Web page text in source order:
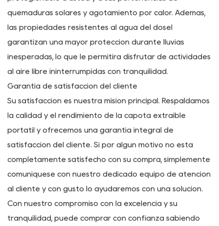
Protección y Confort
Cuando se trata de aventuras al aire libre, la protección
del sol y las inclemencias del tiempo es primordial. El
dosel portátil extraíble sobresale en este aspecto,
ofreciendo refugio y sombra confiables dondequiera
que vaya. Construido con materiales resistentes a los
rayos UV, bloquea eficazmente los rayos dañinos,
protegiéndolo a usted y a sus pertenencias de
quemaduras solares y agotamiento por calor. Además,
las propiedades resistentes al agua del dosel
garantizan una mayor protección durante lluvias
inesperadas, lo que le permitirá disfrutar de actividades
al aire libre ininterrumpidas con tranquilidad.
Garantía de satisfacción del cliente
Su satisfacción es nuestra misión principal. Respaldamos